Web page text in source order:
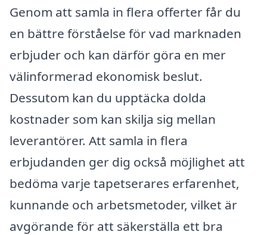
Genom att samla in flera offerter får du
en bättre förståelse för vad marknaden
erbjuder och kan därför göra en mer
välinformerad ekonomisk beslut.
Dessutom kan du upptäcka dolda
kostnader som kan skilja sig mellan
leverantörer. Att samla in flera
erbjudanden ger dig också möjlighet att
bedöma varje tapetserares erfarenhet,
kunnande och arbetsmetoder, vilket är
avgörande för att säkerställa ett bra